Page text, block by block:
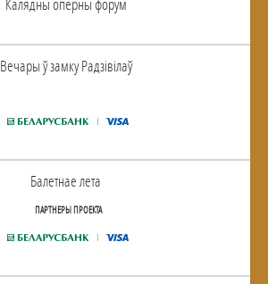
Вечары ў замку Радзiвiлаў
Балетнае лета
ПАРТНЕРЫ ПРОЕКТА